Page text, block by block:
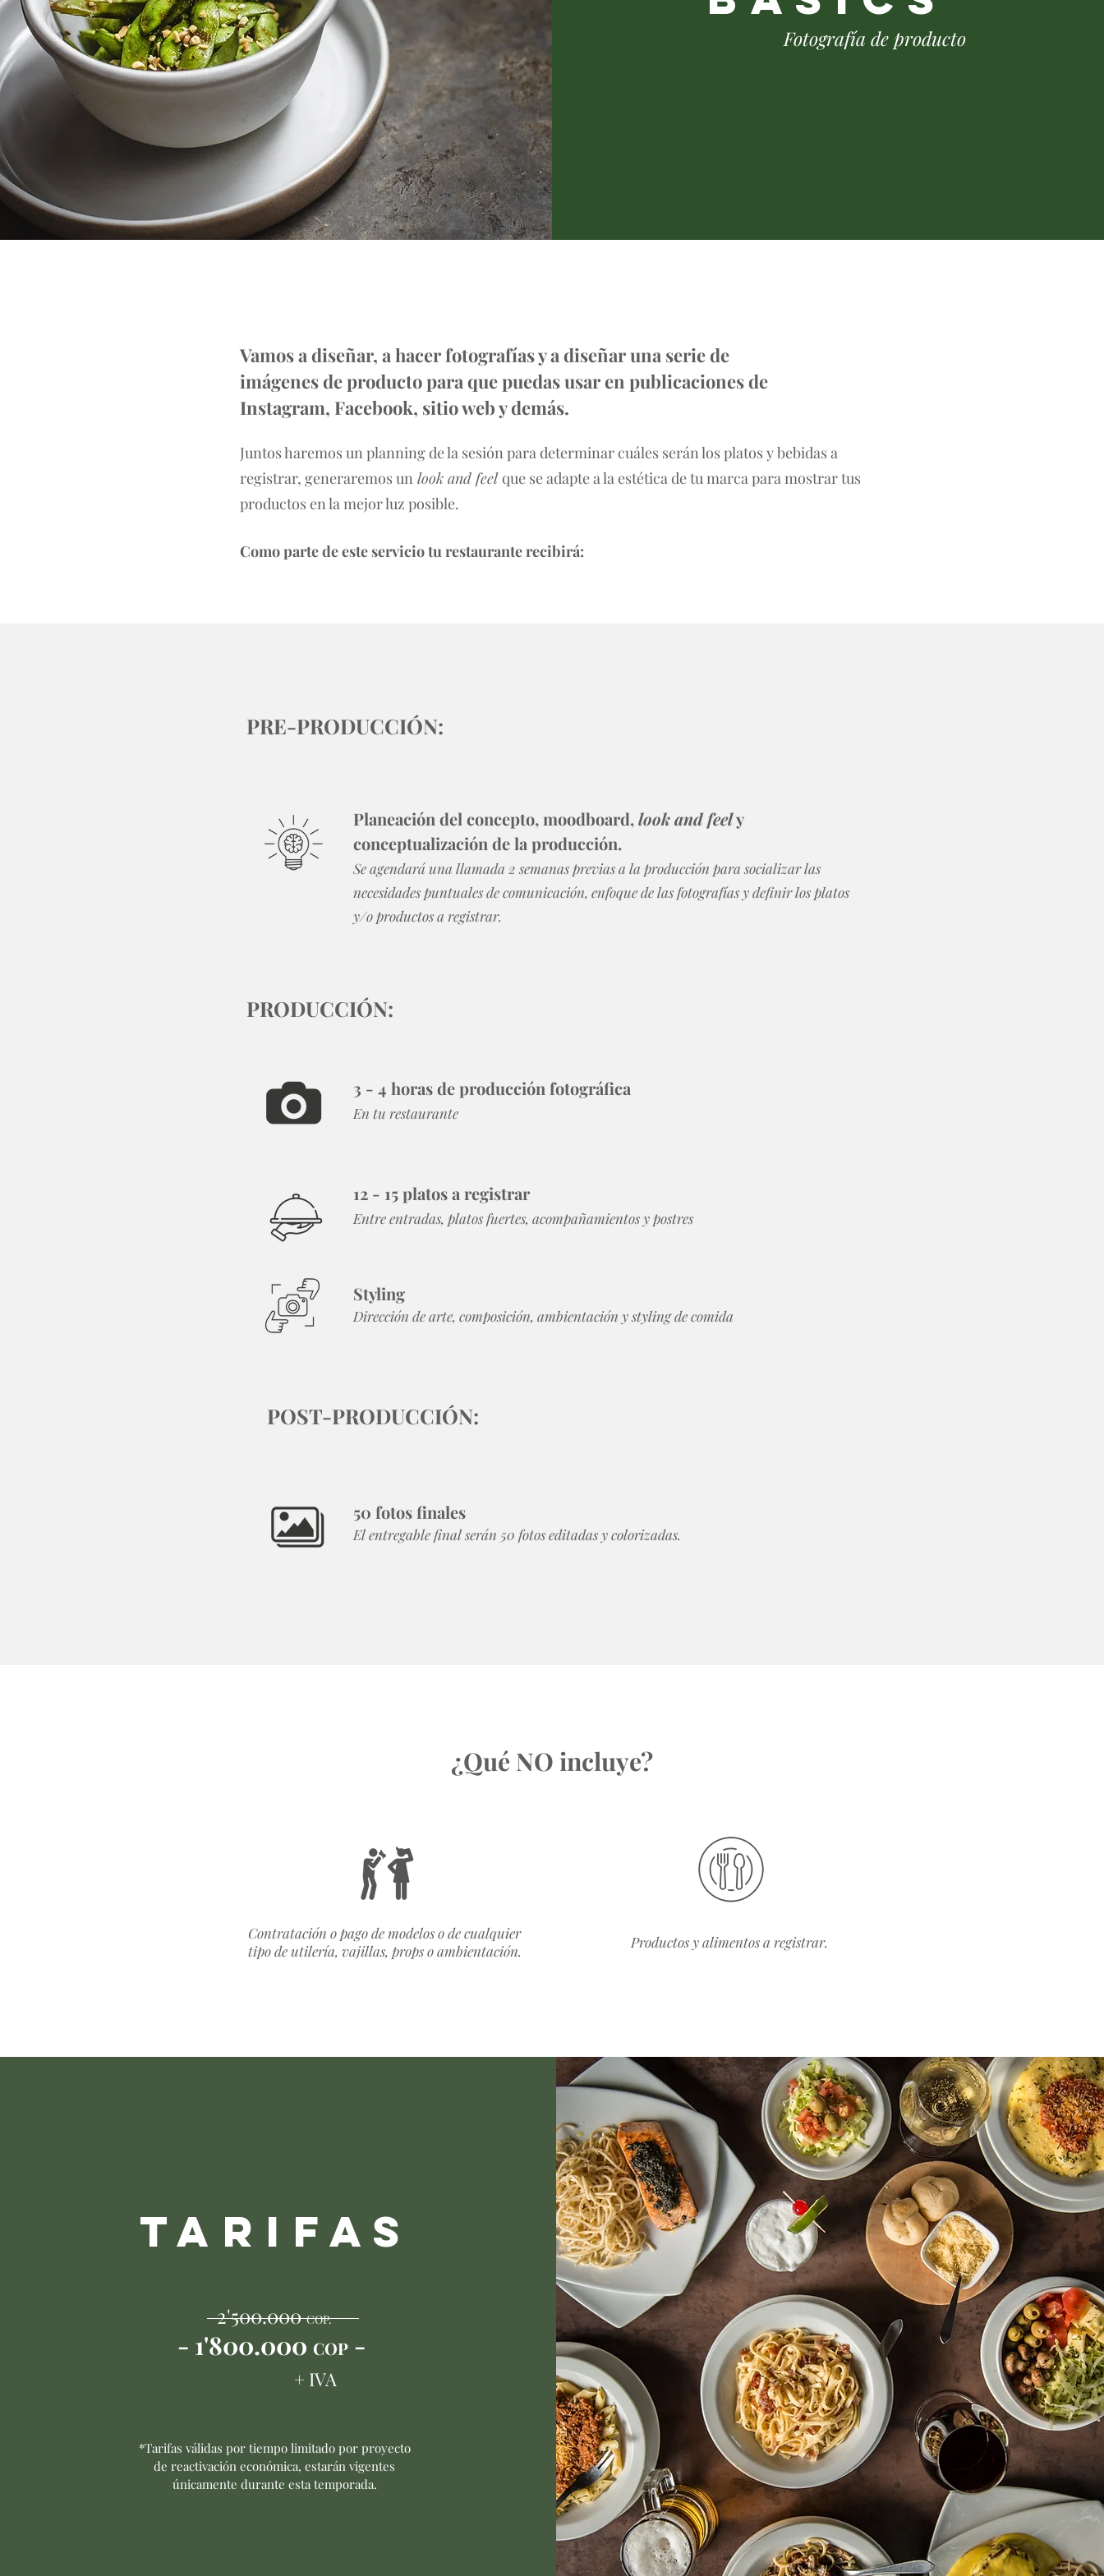
Fotografía de producto
Vamos a diseñar, a hacer fotografías y a diseñar una serie de
imágenes de producto para que puedas usar en publicaciones de
Instagram, Facebook, sitio web y demás.
Juntos haremos un planning de la sesión para determinar cuáles serán los platos y bebidas a
registrar, generaremos un look and feel que se adapte a la estética de tu marca para mostrar tus
productos en la mejor luz posible.
Como parte de este servicio tu restaurante recibirá:
PRE-PRODUCCIÓN:
Planeación del concepto, moodboard,look and feely
conceptualización de la producción.
Se agendará una llamada 2 semanas previas a la producción para socializar las
necesidades puntuales de comunicación, enfoque de las fotografías y definir los platos
y/o productos a registrar.
PRODUCCIÓN:
3 - 4 horas de producción fotográfica
En tu restaurante
12 - 15 platos a registrar
Entre entradas, platos fuertes, acompañamientos y postres
Styling
Dirección de arte, composición, ambientación y styling de comida
POST-PRODUCCIÓN:
50 fotos finales
El entregable final serán 50 fotos editadas y colorizadas.
¿Qué NO incluye?
Contratación o pago de modelos o de cualquier
tipo de utilería, vajillas, props o ambientación.
Productos y alimentos a registrar.
TARIFAS
2'500.000COP.
- 1'800.000 COP -
*Tarifas válidas por tiempo limitado por proyecto
de reactivación económica, estarán vigentes
únicamente durante esta temporada.
+ IVA